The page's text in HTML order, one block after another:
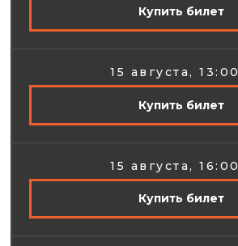
Купить билет
15 августа, 13:00
Купить билет
15 августа, 16:00
Купить билет